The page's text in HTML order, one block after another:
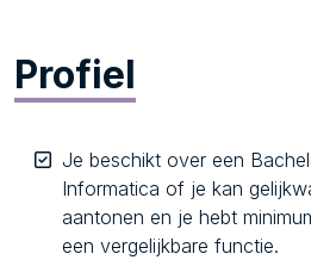
Profiel
Je beschikt over een
Informatica of je kan
aantonen en je hebt
een vergelijkbare functie.